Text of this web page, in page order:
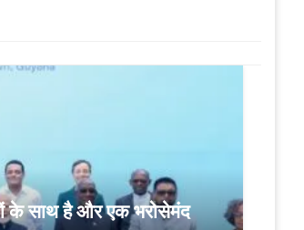
के साथ है और एक भरोसेमंद